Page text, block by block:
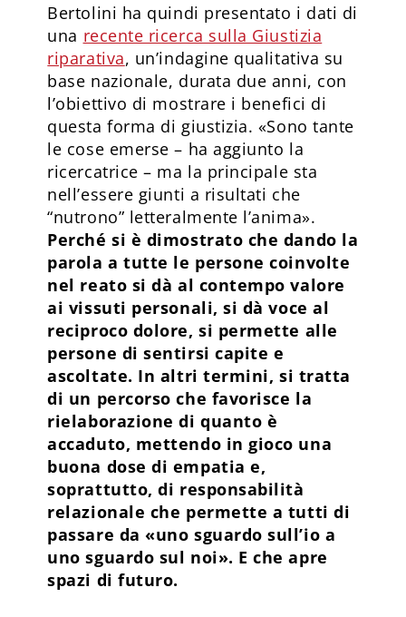
Bertolini ha quindi presentato i dati di
una recente ricerca sulla Giustizia
riparativa, un’indagine qualitativa su
base nazionale, durata due anni, con
l’obiettivo di mostrare i benefici di
questa forma di giustizia. «Sono tante
le cose emerse – ha aggiunto la
ricercatrice – ma la principale sta
nell’essere giunti a risultati che
“nutrono” letteralmente l’anima».
Perché si è dimostrato che dando la
parola a tutte le persone coinvolte
nel reato si dà al contempo valore
ai vissuti personali, si dà voce al
reciproco dolore, si permette alle
persone di sentirsi capite e
ascoltate. In altri termini, si tratta
di un percorso che favorisce la
rielaborazione di quanto è
accaduto, mettendo in gioco una
buona dose di empatia e,
soprattutto, di responsabilità
relazionale che permette a tutti di
passare da «uno sguardo sull’io a
uno sguardo sul noi». E che apre
spazi di futuro.